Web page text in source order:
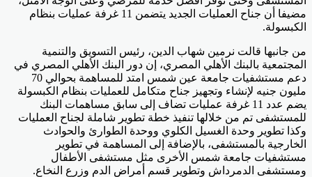
مضيفا أن جناح العمليات الجديد يتضمن 11 غرفة عمليات بنظام
الكبسولة.
من جانبها قالت نرمين شهاب الدين، رئيس التسويق والتنمية
المجتمعية بالبنك الأهلي المصري، إن دور البنك الأهلي المصري في
دعم مستشفيات جامعة عين شمس امتد للمساهمة بحوالي 70
مليون جنيه لإنشاء وتجهيز جناح متكامل للعمليات بنظام الكبسولة
يضم عدد 11 غرفة عمليات تضاف إلى سابق مساهمات البنك
للمستشفى تم من خلالها تنفيذ خطة تطوير شاملة لجناح العمليات
وكذا تطوير وحدة الغسيل الكلوي ووحدة الطوارئ والحوادث
الخارجية بالمستشفى، بالإضافة إلى المساهمة في تطوير
مستشفيات جامعة شمس الأخرى مثل مستشفى الأطفال
ومستشفى الدمرداش وتطوير قسم أمراض الدم وزرع النخاع.